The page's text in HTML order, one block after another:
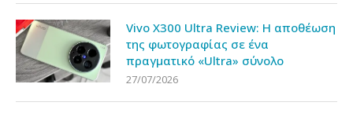
Vivo X300 Ultra Review: Η αποθέωση
της φωτογραφίας σε ένα
πραγματικό «Ultra» σύνολο
27/07/2026